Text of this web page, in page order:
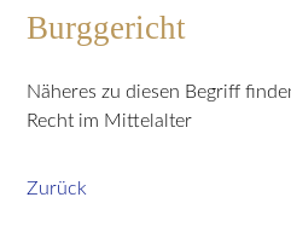
Burggericht
Näheres zu diesen Begriff
Recht im Mittelalter
Zurück